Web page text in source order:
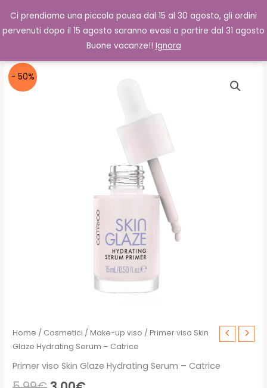
Ci prendiamo una piccola pausa dal 15 al 30 agosto, gli ordini
pervenuti dopo il 15 agosto saranno evasi a partire dal 31 agosto
Buone vacanze!! Ignora
contenuto
0,00€ Cerca
- 50%
Home / Cosmetici /Make-up viso / Primer viso Skin
Glaze Hydrating Serum – Catrice
Primer viso Skin Glaze Hydrating Serum – Catrice